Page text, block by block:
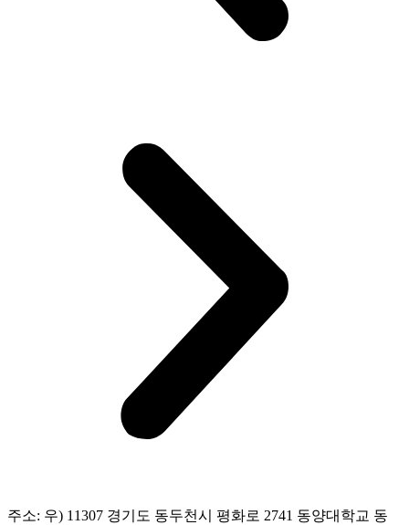
주소: 우) 11307 경기도 동두천시 평화로 2741 동양대학교 동